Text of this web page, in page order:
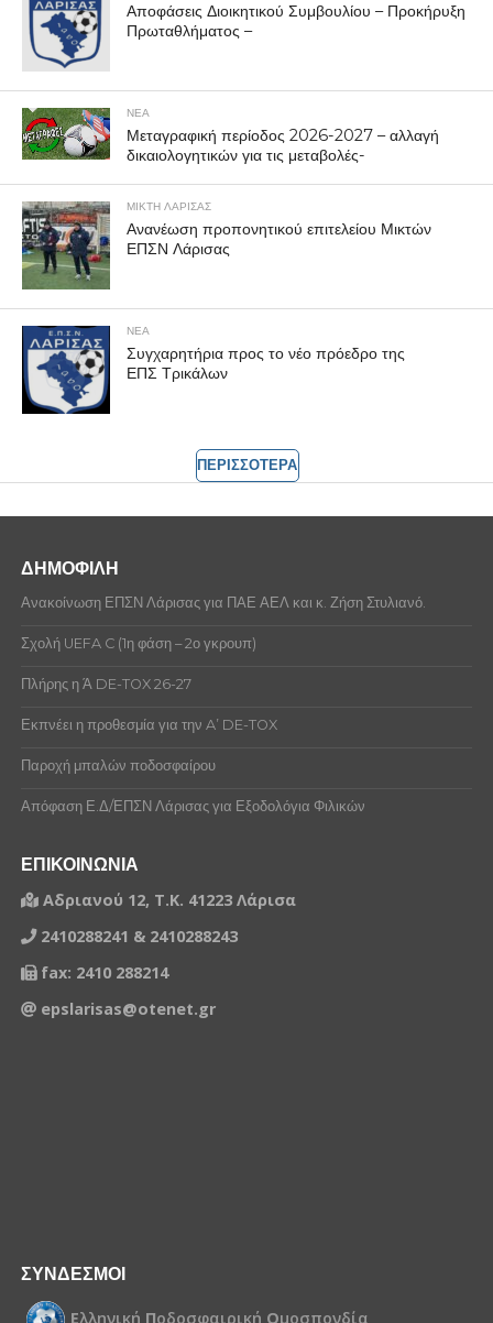
Αποφάσεις Διοικητικού Συμβουλίου – Προκήρυξη
Πρωταθλήματος –
ΝΕΑ
Μεταγραφική περίοδος 2026-2027 – αλλαγή
δικαιολογητικών για τις μεταβολές-
ΜΙΚΤΗ ΛΑΡΙΣΑΣ
Ανανέωση προπονητικού επιτελείου Μικτών
ΕΠΣΝ Λάρισας
ΝΕΑ
Συγχαρητήρια προς το νέο πρόεδρο της
ΕΠΣ Τρικάλων
ΠΕΡΙΣΣΟΤΕΡΑ
ΔΗΜΟΦΙΛΗ
Ανακοίνωση ΕΠΣΝ Λάρισας για ΠΑΕ ΑΕΛ και κ. Ζήση Στυλιανό.
Σχολή UEFA C (1η φάση – 2ο γκρουπ)
Πλήρης η Ά DE-TOX 26-27
Εκπνέει η προθεσμία για την A’ DE-TOX
Παροχή μπαλών ποδοσφαίρου
Απόφαση Ε.Δ/ΕΠΣΝ Λάρισας για Εξοδολόγια Φιλικών
ΕΠΙΚΟΙΝΩΝΙΑ
Αδριανού 12, Τ.Κ. 41223 Λάρισα
2410288241 & 2410288243
fax: 2410 288214
epslarisas@otenet.gr
ΣΥΝΔΕΣΜΟΙ
Ελληνική Ποδοσφαιρική Ομοσπονδία